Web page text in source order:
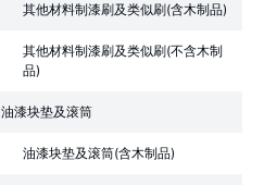
其他材料制漆刷及类似刷(含木制品)
其他材料制漆刷及类似刷(不含木制
品)
油漆块垫及滚筒
油漆块垫及滚筒(含木制品)